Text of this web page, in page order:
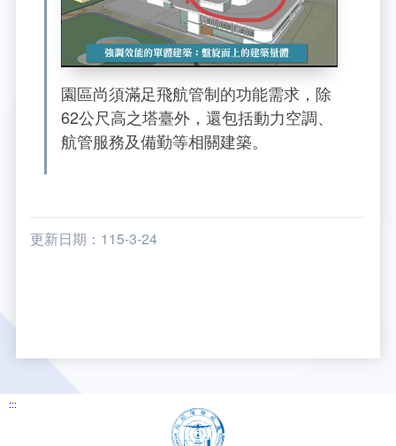
園區尚須滿足飛航管制的功能需求，除
62公尺高之塔臺外，還包括動力空調、
航管服務及備勤等相關建築。
更新日期：115-3-24
:::